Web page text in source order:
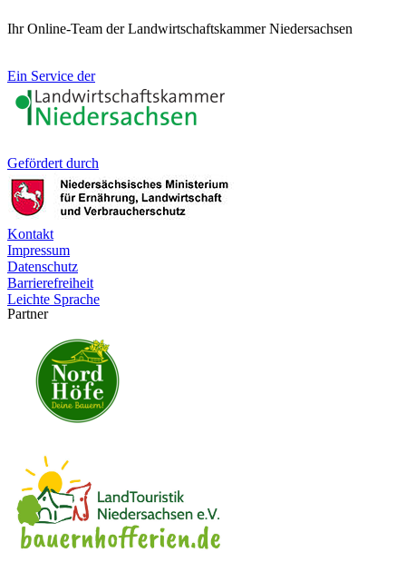
Ihr Online-Team der Landwirtschaftskammer Niedersachsen
Ein Service der
Gefördert durch
Kontakt
Impressum
Datenschutz
Barrierefreiheit
Leichte Sprache
Partner